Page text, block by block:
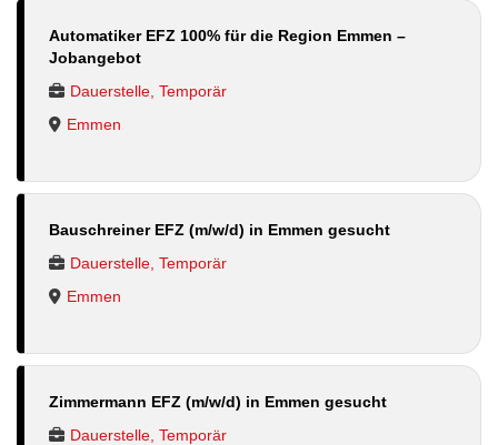
Automatiker EFZ 100% für die Region Emmen –
Jobangebot
Dauerstelle, Temporär
Emmen
Bauschreiner EFZ (m/w/d) in Emmen gesucht
Dauerstelle, Temporär
Emmen
Zimmermann EFZ (m/w/d) in Emmen gesucht
Dauerstelle, Temporär